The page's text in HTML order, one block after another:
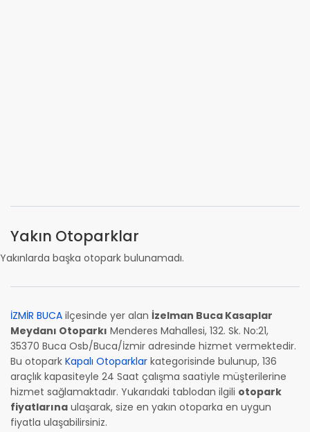
Yakın Otoparklar
Yakınlarda başka otopark bulunamadı.
İZMİR BUCA ilçesinde yer alan İzelman Buca Kasaplar
Meydanı Otoparkı Menderes Mahallesi, 132. Sk. No:21,
35370 Buca Osb/Buca/İzmir adresinde hizmet vermektedir.
Bu otopark Kapalı Otoparklar kategorisinde bulunup, 136
araçlık kapasiteyle 24 Saat çalışma saatiyle müşterilerine
hizmet sağlamaktadır. Yukarıdaki tablodan ilgili otopark
fiyatlarına ulaşarak, size en yakın otoparka en uygun
fiyatla ulaşabilirsiniz.